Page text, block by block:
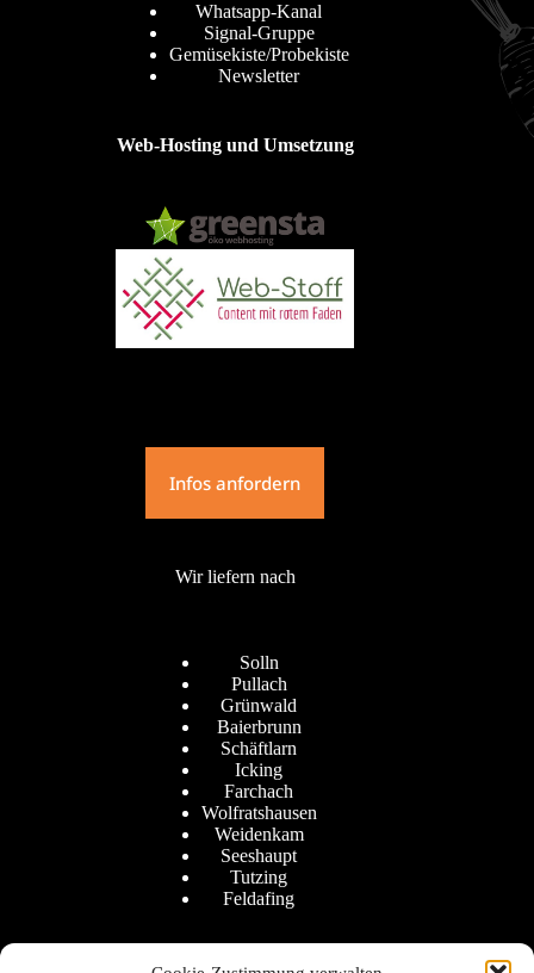
Whatsapp-Kanal
Signal-Gruppe
Gemüsekiste/Probekiste
Newsletter
Web-Hosting und Umsetzung
Infos anfordern
Wir liefern nach
Solln
Pullach
Grünwald
Baierbrunn
Schäftlarn
Icking
Farchach
Wolfratshausen
Weidenkam
Seeshaupt
Tutzing
Feldafing